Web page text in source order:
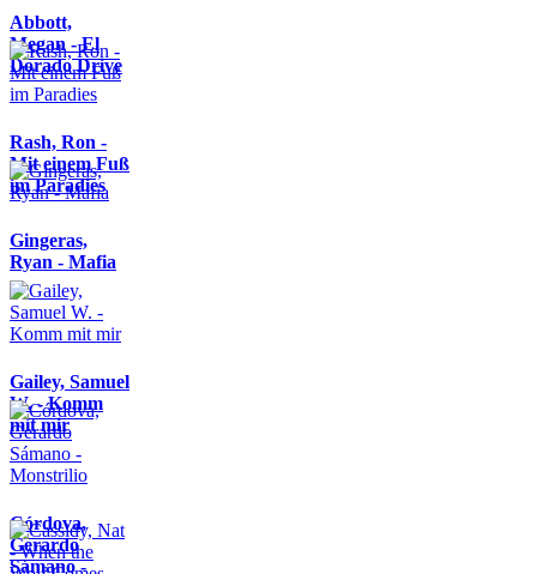
Abbott,
Megan - El
Dorado Drive
Rash, Ron -
Mit einem Fuß
im Paradies
Gingeras,
Ryan - Mafia
Gailey, Samuel
W. - Komm
mit mir
Córdova,
Gerardo
Sámano -